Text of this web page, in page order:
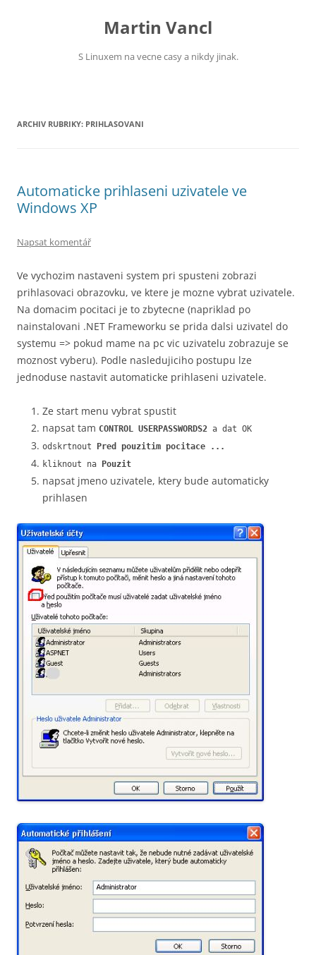
Martin Vancl
S Linuxem na vecne casy a nikdy jinak.
ARCHIV RUBRIKY: PRIHLASOVANI
Automaticke prihlaseni uzivatele ve
Windows XP
Napsat komentář
Ve vychozim nastaveni system pri spusteni zobrazi
prihlasovaci obrazovku, ve ktere je mozne vybrat uzivatele.
Na domacim pocitaci je to zbytecne (napriklad po
nainstalovani .NET Frameworku se prida dalsi uzivatel do
systemu => pokud mame na pc vic uzivatelu zobrazuje se
moznost vyberu). Podle nasledujiciho postupu lze
jednoduse nastavit automaticke prihlaseni uzivatele.
Ze start menu vybrat spustit
napsat tam CONTROL USERPASSWORDS2 a dat OK
odskrtnout
Pred pouzitim pocitace ...
kliknout na
Pouzit
napsat jmeno uzivatele, ktery bude automaticky
prihlasen